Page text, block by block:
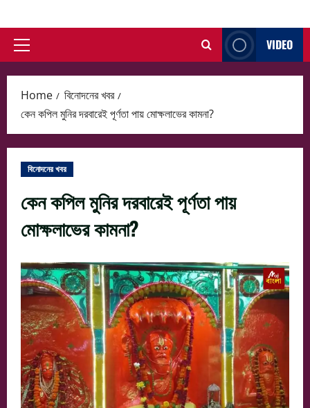
to
contentPrimary
VIDEO
Home
বিনোদনের খবর
কেন কপিল মুনির দরবারেই পূর্ণতা পায় মোক্ষলাভের কামনা?
বিনোদনের খবর
কেন কপিল মুনির দরবারেই পূর্ণতা পায়
মোক্ষলাভের কামনা?